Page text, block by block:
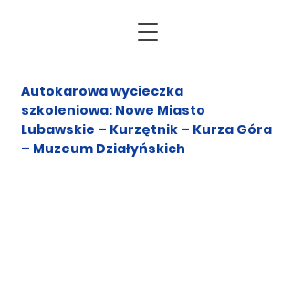
Autokarowa wycieczka
szkoleniowa: Nowe Miasto
Lubawskie – Kurzętnik – Kurza Góra
– Muzeum Działyńskich